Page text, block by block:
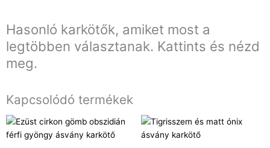
Hasonló karkötők, amiket most a
legtöbben választanak. Kattints és nézd
meg.
Kapcsolódó termékek